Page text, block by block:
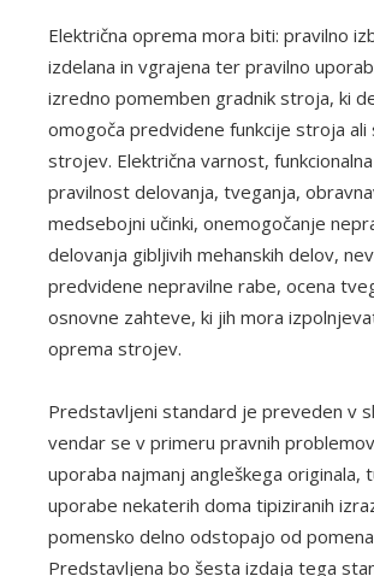
Električna oprema mora biti: pravilno
izdelana in vgrajena ter pravilno
izredno pomemben gradnik stroja, ki
omogoča predvidene funkcije stroja ali
strojev. Električna varnost,
pravilnost delovanja, tveganja,
medsebojni učinki, onemogočanje
delovanja gibljivih mehanskih delov,
predvidene nepravilne rabe, ocena
osnovne zahteve, ki jih mora
oprema strojev.
Predstavljeni standard je preveden v
vendar se v primeru pravnih
uporaba najmanj angleškega originala,
uporabe nekaterih doma tipiziranih
pomensko delno odstopajo od
Predstavljena bo šesta izdaja tega